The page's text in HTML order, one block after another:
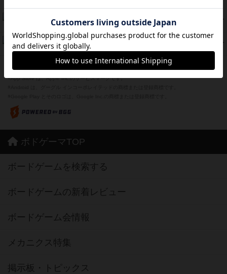
PT
紹介文なし 1件の投稿
PT
フリップ７：復讐心とともに
紹介文なし 2件の投稿
※Apple、Apple のロゴ は、米国および他の国々で登録されたApple Inc.の商標です。
※App Store は、Apple Inc.のサービスマークです。
ボドゲーマTOP
ボードゲームを検索する
ボードゲームの新着レビュー
ボードゲーム会情報
メカニクス特集
掲示板・トピックス